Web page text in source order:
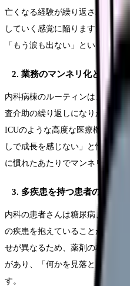
亡くなる経験が繰り返されると
していく感覚に陥ります。「ま
「もう涙も出ない」という状態
2. 業務のマンネリ化とスキル
内科病棟のルーティンは、バイ
査介助の繰り返しになりがちで
ICUのような高度な医療機器の操
しで成長を感じない」と悩む看
に慣れたあたりでマンネリ感を強
3. 多疾患を持つ患者の複雑な
内科の患者さんは糖尿病、高血
の疾患を抱えていることが多い
せが異なるため、薬剤の相互作
があり、「何かを見落としてい
す。